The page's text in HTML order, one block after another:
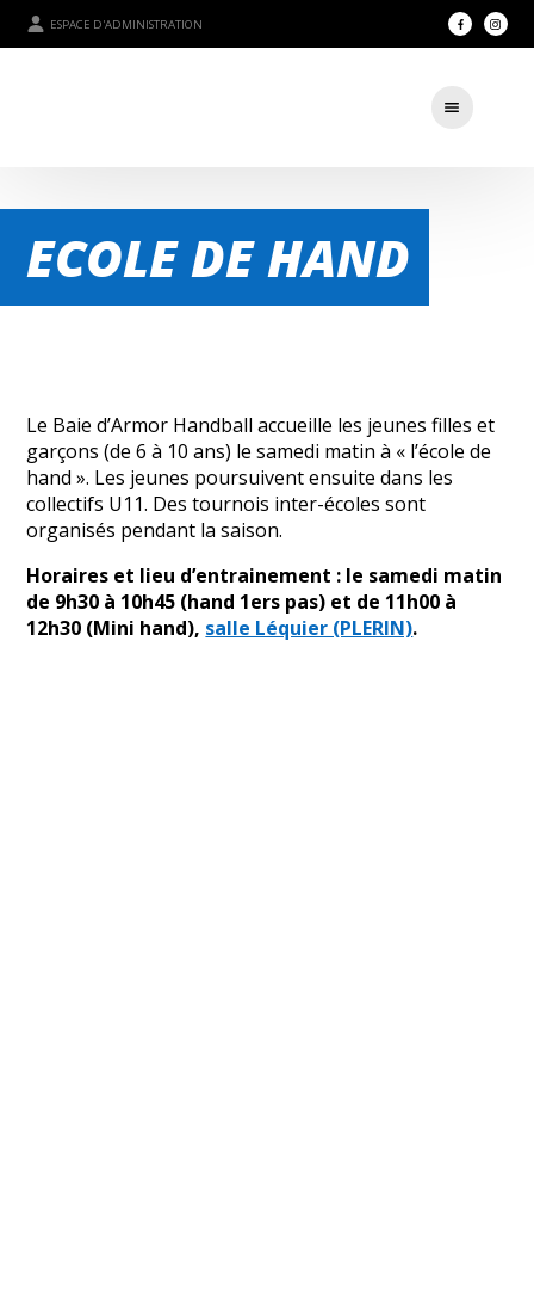
ESPACE D'ADMINISTRATION
ECOLE DE HAND
Le Baie d’Armor Handball accueille les jeunes filles et
garçons (de 6 à 10 ans) le samedi matin à « l’école de
hand ». Les jeunes poursuivent ensuite dans les
collectifs U11. Des tournois inter-écoles sont
organisés pendant la saison.
Horaires et lieu d’entrainement : le samedi matin
de 9h30 à 10h45 (hand 1ers pas) et de 11h00 à
12h30 (Mini hand), salle Léquier (PLERIN).